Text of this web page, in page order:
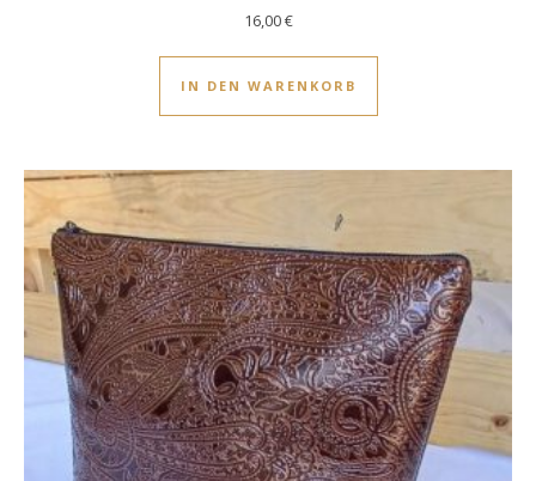
16,00€
IN DEN WARENKORB